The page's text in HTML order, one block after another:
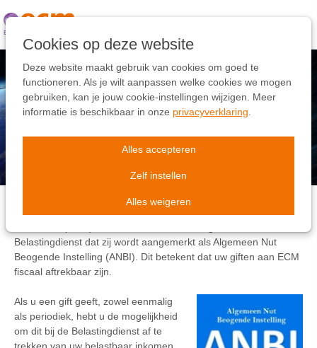
Cookies op deze website
Deze website maakt gebruik van cookies om goed te
functioneren. Als je wilt aanpassen welke cookies we mogen
gebruiken, kan je jouw cookie-instellingen wijzigen. Meer
informatie is beschikbaar in onze privacyverklaring
Alles accepteren
Zelf instellen
Alles weigeren
overslaan
naar
de
inhoud
Ga
naar
navigatie
Uw gift voor Europa
Belastingdienst dat zij wordt aangemerkt als Algemeen Nut
Beogende Instelling (ANBI). Dit betekent dat uw giften aan ECM
fiscaal aftrekbaar zijn.
Als u een gift geeft, zowel eenmalig
als periodiek, hebt u de mogelijkheid
om dit bij de Belastingdienst af te